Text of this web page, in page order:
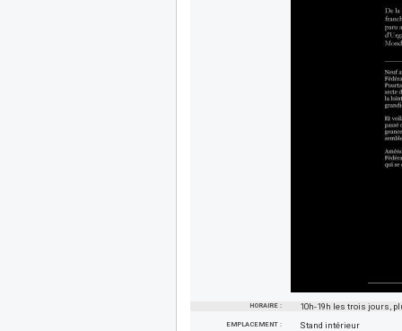
HORAIRE : 10h-19h les trois jours,
EMPLACEMENT : Stand intérieur